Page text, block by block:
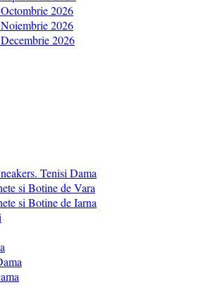
2026
2026
2026
Tenisi Dama
si Botine de Vara
si Botine de Iarna